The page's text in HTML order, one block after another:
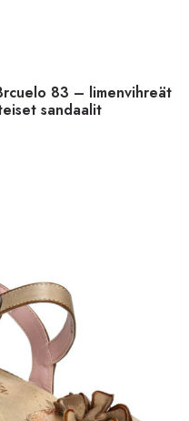
83 – limenvihreät
sandaalit